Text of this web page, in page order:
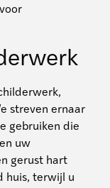
streven ernaar
gebruiken die
uw
gerust hart
huis, terwijl u